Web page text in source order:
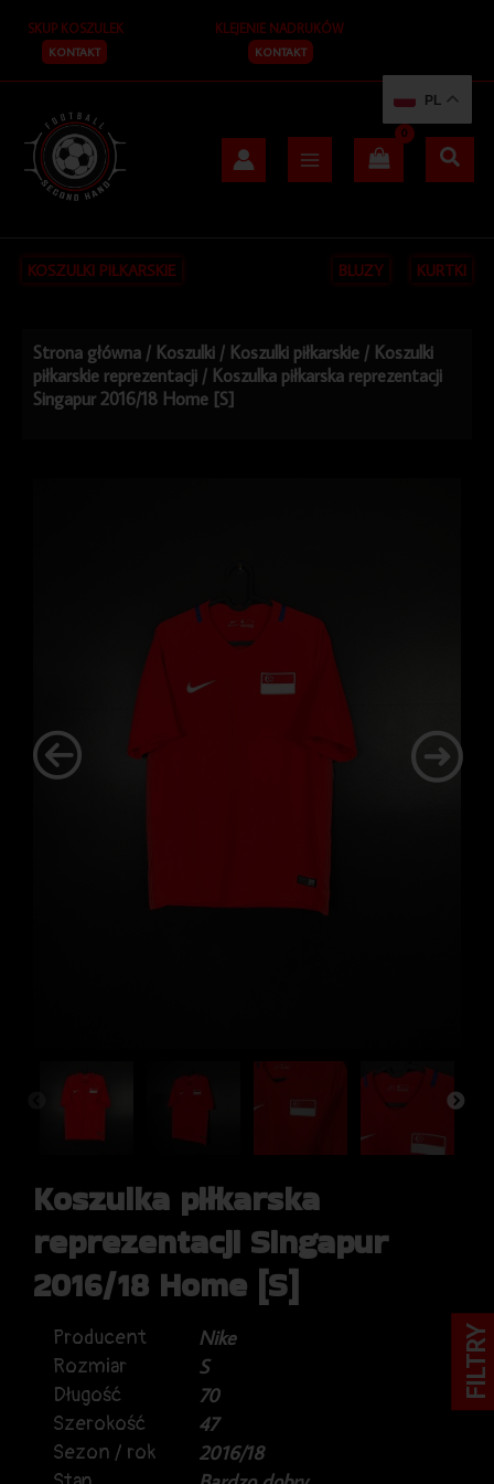
treści
SKUP KOSZULEK
KONTAKT
KLEJENIE NADRUKÓW
KONTAKT
KOSZULKI PIŁKARSKIE BLUZY KURTKI
Strona główna / Koszulki / Koszulki piłkarskie / Koszulki
piłkarskie reprezentacji / Koszulka piłkarska reprezentacji
Singapur 2016/18 Home [S]
Koszulka piłkarska
reprezentacji Singapur
2016/18 Home [S]
Producent
Nike
Rozmiar
S
Długość
70
Szerokość
47
Sezon / rok
2016/18
PL
FILTRY